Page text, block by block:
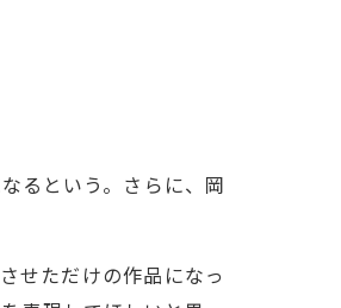
るという。さらに、岡
せただけの作品になっ